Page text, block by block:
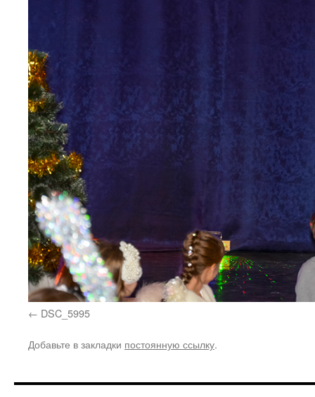
DSC_5995
Добавьте в закладки постоянную ссылку.